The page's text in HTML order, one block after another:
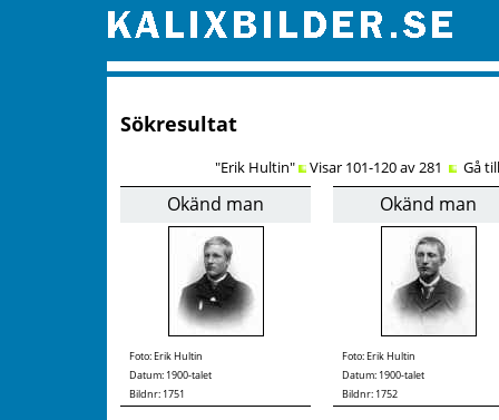
Sökresultat
"Erik Hultin" Visar 101-120 av 281 Gå
Okänd man
Foto:Erik Hultin
Datum: 1900-talet
Bildnr: 1751
Okänd man
Foto:Erik Hultin
Datum: 1900-talet
Bildnr: 1752